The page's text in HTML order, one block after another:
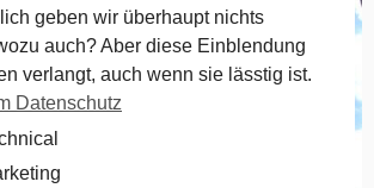
geben wir überhaupt nichts
auch? Aber diese Einblendung
verlangt, auch wenn sie lässtig ist.
Datenschutz